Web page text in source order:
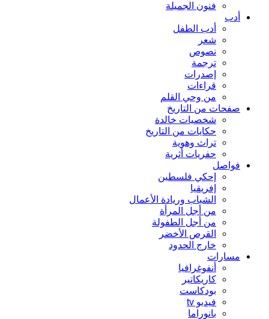
فنون الجميلة
أدب
أدب الطفل
شعر
نصوص
ترجمة
إصدرات
قراءات
من وحي القلم
صفحات من التاريخ
شخصيات خالدة
حكايات من التاريخ
تراث وهوية
حفريات أثرية
فواصل
إحكي فلسطين
إفريقيا
الشباب وريادة الأعمال
من أجل المرأة
من أجل الطفولة
القرص الأخضر
خارج الحدود
مسارات
أنفوغرافيا
كاريكاتير
بودكاست
فيديو tv
بانوراما